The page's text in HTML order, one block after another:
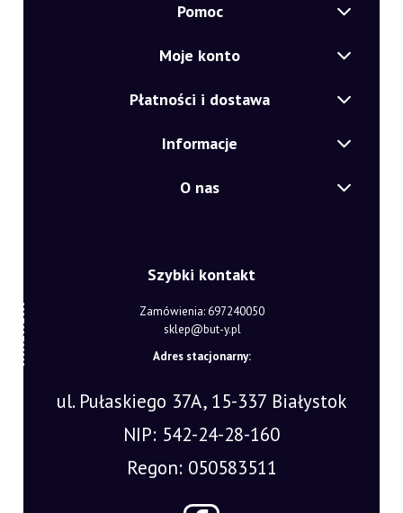
Pomoc
Moje konto
Płatności i dostawa
Informacje
O nas
Szybki kontakt
Zamówienia: 697240050
sklep@but-y.pl
Adres stacjonarny:
ul. Pułaskiego 37A, 15-337 Białystok
NIP: 542-24-28-160
Regon: 050583511